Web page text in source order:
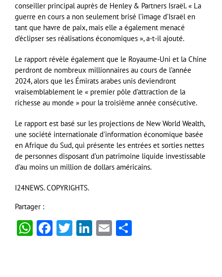
conseiller principal auprès de Henley & Partners Israël. « La
guerre en cours a non seulement brisé l’image d’Israël en
tant que havre de paix, mais elle a également menacé
d’éclipser ses réalisations économiques », a-t-il ajouté.
Le rapport révèle également que le Royaume-Uni et la Chine
perdront de nombreux millionnaires au cours de l’année
2024, alors que les Émirats arabes unis deviendront
vraisemblablement le « premier pôle d’attraction de la
richesse au monde » pour la troisième année consécutive.
Le rapport est basé sur les projections de New World Wealth,
une société internationale d’information économique basée
en Afrique du Sud, qui présente les entrées et sorties nettes
de personnes disposant d’un patrimoine liquide investissable
d’au moins un million de dollars américains.
I24NEWS. COPYRIGHTS.
Partager :
WhatsApp
Facebook
Twitter
LinkedIn
Email